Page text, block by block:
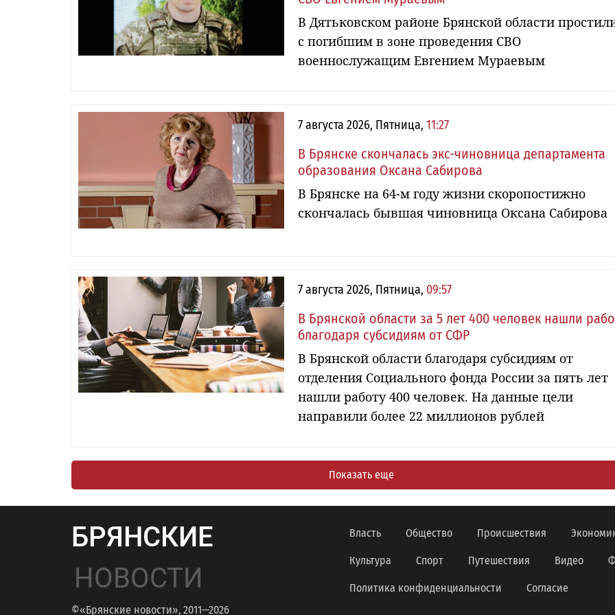
В Дятьковском районе Брянской области
с погибшим в зоне проведения СВО
военнослужащим Евгением Мураевым
7 августа 2026, Пятница, 11:27
В Брянске скончалась экс-чиновница департамента
образования Оксана Сабирова
В Брянске на 64-м году жизни скоропостижно
скончалась бывшая чиновница Оксана Сабирова
7 августа 2026, Пятница, 09:57
В Брянской области за 5 лет 400 человек нашли
благодаря субсидиям от СФР
В Брянской области благодаря субсидиям от
отделения Социального фонда России за пять лет
нашли работу 400 человек. На данные цели
направили более 22 миллионов рублей
Показать еще
БРЯНСКИЕ
НОВОСТИ
©«Брянские новости», 2011—2026
Власть Общество Происшествия
Культура Спорт Путешествия Видео
Политика конфиденциальности Согласие